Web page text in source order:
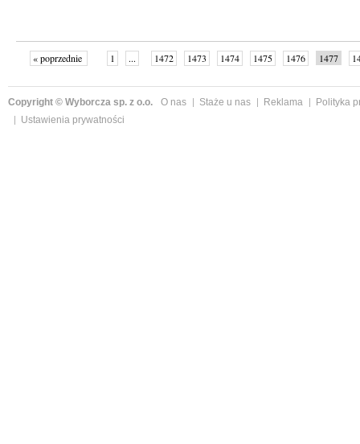
« poprzednie 1 ... 1472 1473 1474 1475 1476 1477
Copyright © Wyborcza sp. z o.o. O nas Staże u nas Reklama
Polityka
Ustawienia prywatności